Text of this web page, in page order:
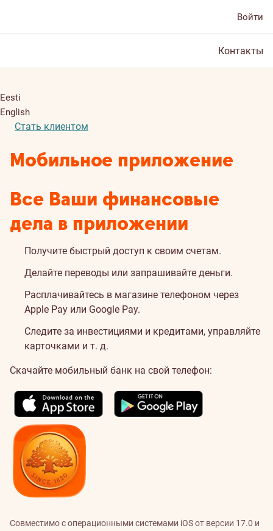
Войти
Контакты
Eesti
English
Стать клиентом
Мобильное приложение
Все Ваши финансовые
дела в приложении
Получите быстрый доступ к своим счетам.
Делайте переводы или запрашивайте деньги.
Расплачивайтесь в магазине телефоном через
Apple Pay или Google Pay.
Следите за инвестициями и кредитами, управляйте
карточками и т. д.
Скачайте мобильный банк на свой телефон:
Совместимо с операционными системами iOS от версии 17.0 и